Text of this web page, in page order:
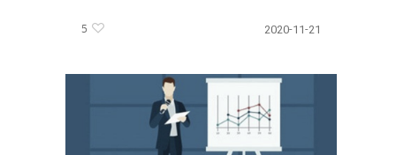
2020-11-21
5